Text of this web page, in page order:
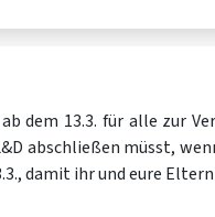
dem 13.3. für alle zur
abschließen müsst,
damit ihr und eure